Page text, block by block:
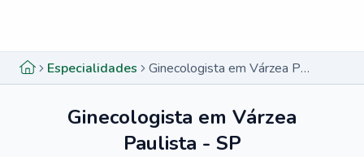
Especialidades Ginecologista em Várzea Paulista - SP
Ginecologista em Várzea
Paulista - SP